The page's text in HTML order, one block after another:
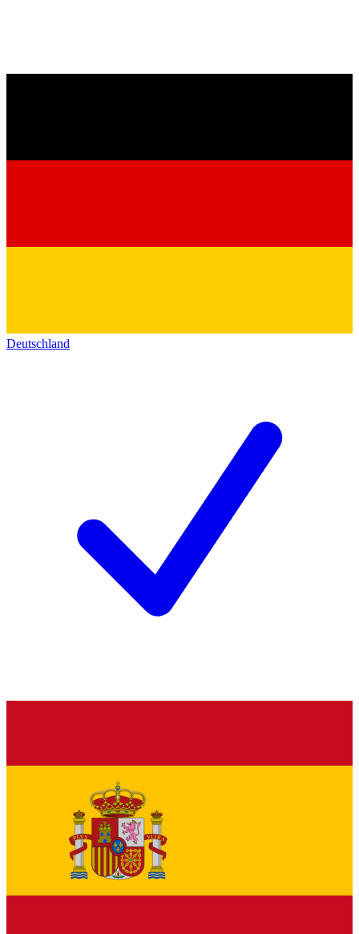
Deutschland